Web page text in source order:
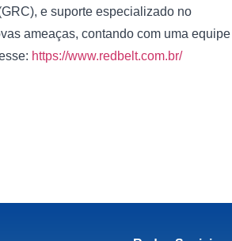
e suporte especializado no
ameaças, contando com uma equipe
https://www.redbelt.com.br/